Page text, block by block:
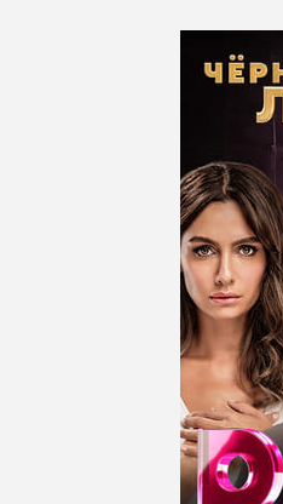
50
54
58
62
66
70
74
78